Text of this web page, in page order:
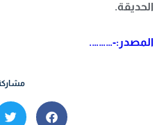
الحديقة.
المصدر:-……….